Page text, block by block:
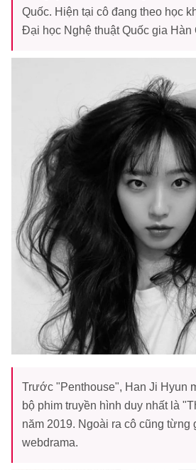
Quốc. Hiện tại cô đang theo học
Đại học Nghệ thuật Quốc gia Hàn
Trước "Penthouse", Han Ji Hyun
bộ phim truyền hình duy nhất là
năm 2019. Ngoài ra cô cũng từng
webdrama.